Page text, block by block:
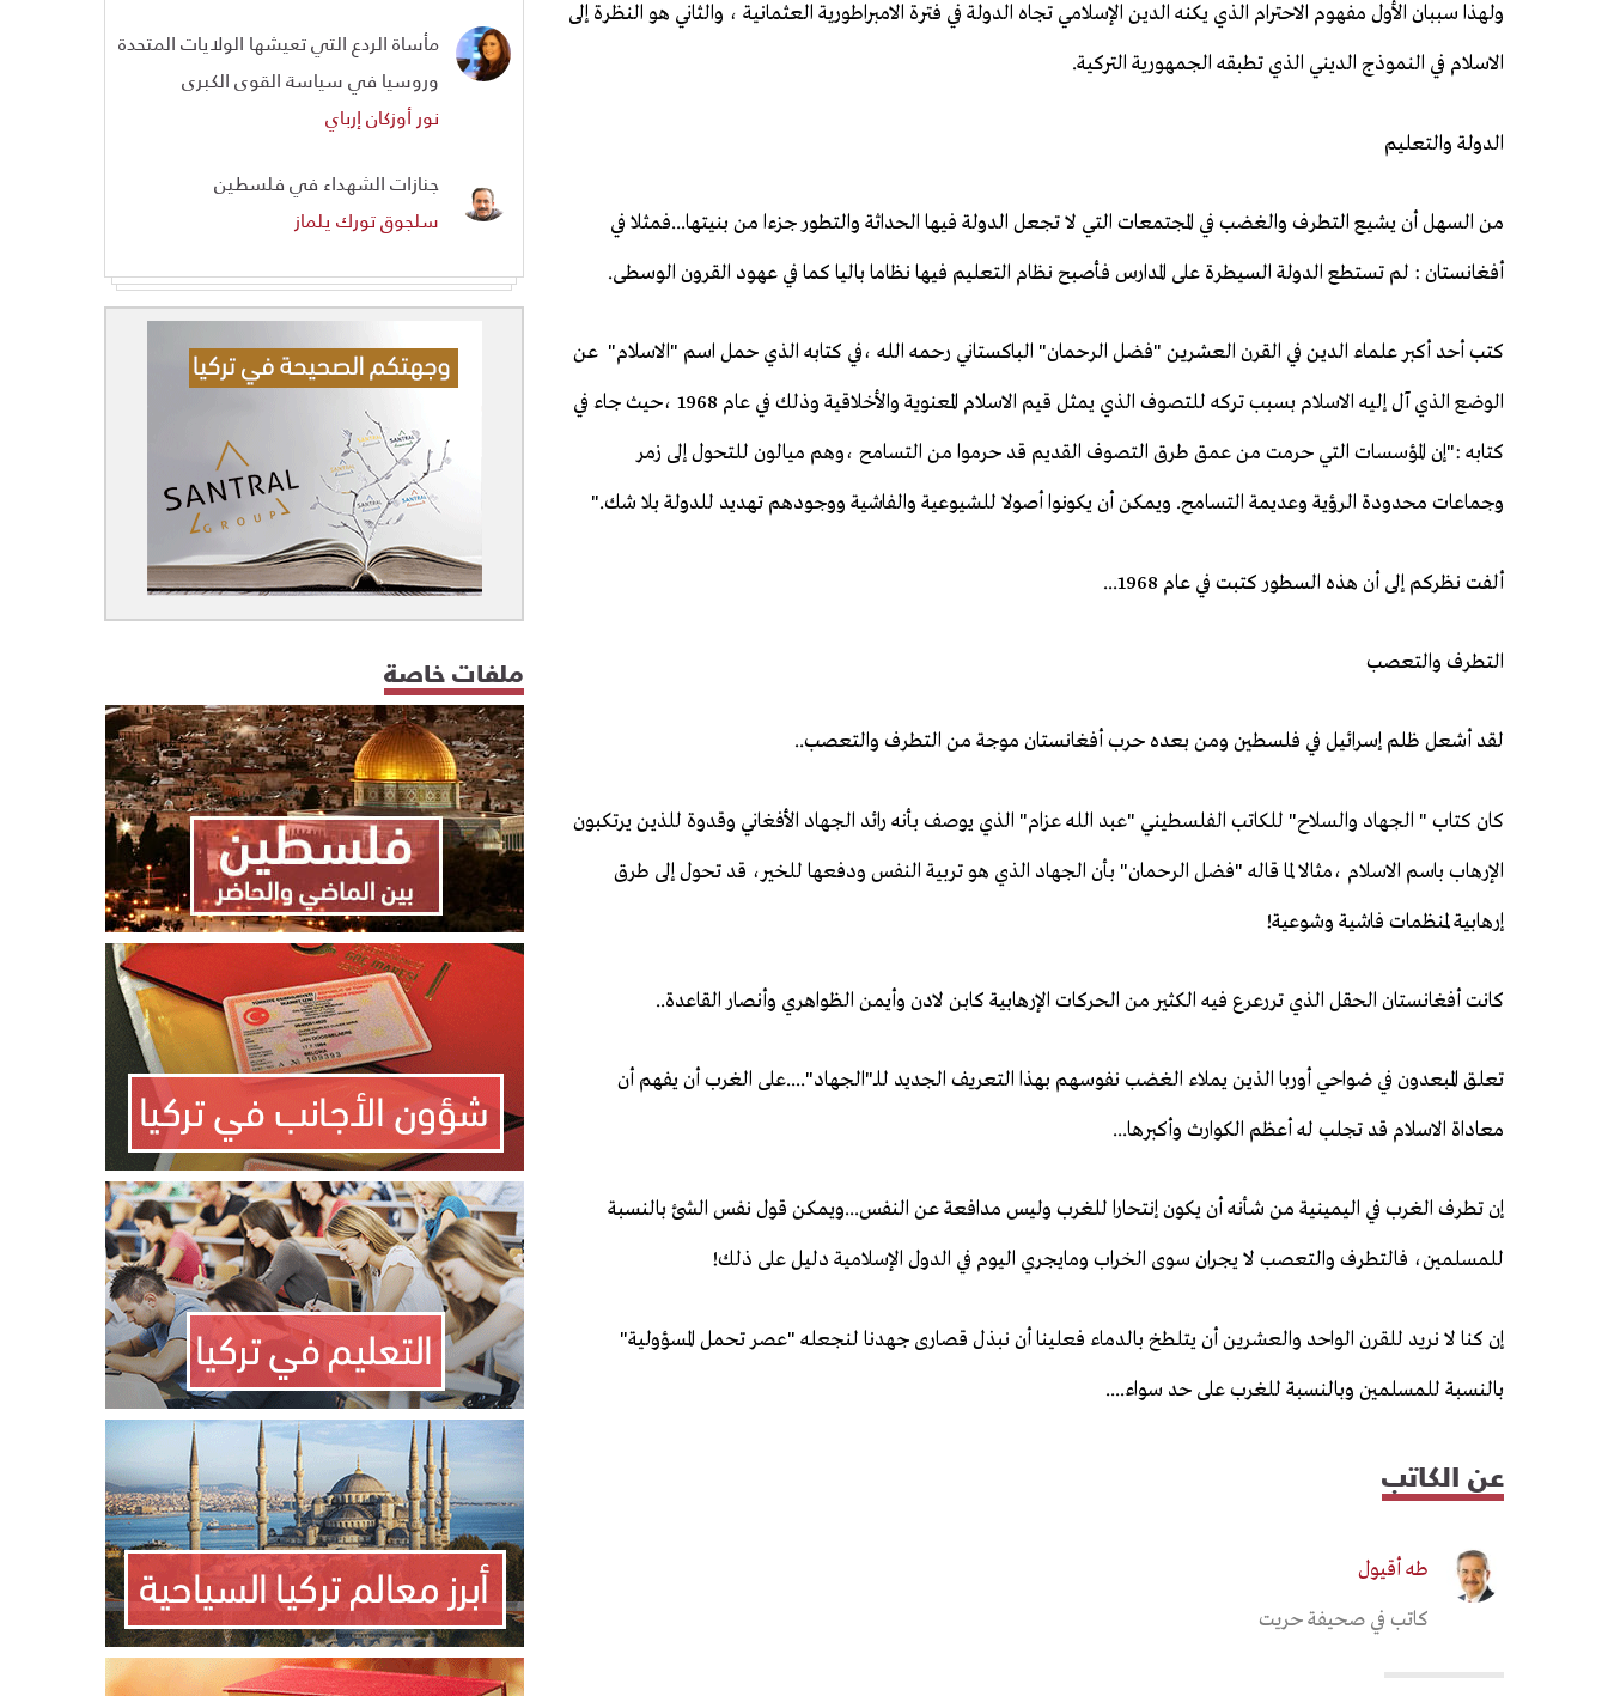
ولهذا سببان الأول مفهوم الاحترام الذي يكنه الدين الإسلامي تجاه الدولة في فترة الامبراطورية العثمانية ، والثاني هو النظرة إلى
الاسلام في النموذج الديني الذي تطبقه الجمهورية التركية.
الدولة والتعليم
من السهل أن يشيع التطرف والغضب في المجتمعات التي لا تجعل الدولة فيها الحداثة والتطور جزءا من بنيتها...فمثلا في
أفغانستان : لم تستطع الدولة السيطرة على المدارس فأصبح نظام التعليم فيها نظاما باليا كما في عهود القرون الوسطى.
كتب أحد أكبر علماء الدين في القرن العشرين "فضل الرحمان" الباكستاني رحمه الله ،في كتابه الذي حمل اسم "الاسلام" عن
الوضع الذي آل إليه الاسلام بسبب تركه للتصوف الذي يمثل قيم الاسلام المعنوية والأخلاقية وذلك في عام 1968 ،حيث جاء في
كتابه :"إن المؤسسات التي حرمت من عمق طرق التصوف القديم قد حرموا من التسامح ،وهم ميالون للتحول إلى زمر
وجماعات محدودة الرؤية وعديمة التسامح. ويمكن أن يكونوا أصولا للشيوعية والفاشية ووجودهم تهديد للدولة بلا شك."
ألفت نظركم إلى أن هذه السطور كتبت في عام 1968...
التطرف والتعصب
لقد أشعل ظلم إسرائيل في فلسطين ومن بعده حرب أفغانستان موجة من التطرف والتعصب..
كان كتاب " الجهاد والسلاح" للكاتب الفلسطيني "عبد الله عزام" الذي يوصف بأنه رائد الجهاد الأفغاني وقدوة للذين يرتكبون
الإرهاب باسم الاسلام ،مثالا لما قاله "فضل الرحمان" بأن الجهاد الذي هو تربية النفس ودفعها للخير، قد تحول إلى طرق
إرهابية لمنظمات فاشية وشوعية!
كانت أفغانستان الحقل الذي تررعرع فيه الكثير من الحركات الإرهابية كابن لادن وأيمن الظواهري وأنصار القاعدة..
تعلق المبعدون في ضواحي أوربا الذين يملاء الغضب نفوسهم بهذا التعريف الجديد للـ"الجهاد"....على الغرب أن يفهم أن
معاداة الاسلام قد تجلب له أعظم الكوارث وأكبرها...
إن تطرف الغرب في اليمينية من شأنه أن يكون إنتحارا للغرب وليس مدافعة عن النفس...ويمكن قول نفس الشئ بالنسبة
للمسلمين، فالتطرف والتعصب لا يجران سوى الخراب ومايجري اليوم في الدول الإسلامية دليل على ذلك!
إن كنا لا نريد للقرن الواحد والعشرين أن يتلطخ بالدماء فعلينا أن نبذل قصارى جهدنا لنجعله "عصر تحمل المسؤولية"
بالنسبة للمسلمين وبالنسبة للغرب على حد سواء....
عن الكاتب
طه أقيول
كاتب في صحيفة حريت
مأساة الردع التي تعيشها الولايات المتحدة
وروسيا في سياسة القوى الكبرى
نور أوزكان إرباي
جنازات الشهداء في فلسطين
سلجوق تورك يلماز
ملفات خاصة